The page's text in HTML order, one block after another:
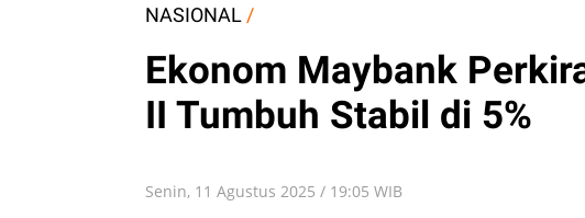
NASIONAL /
Ekonom Maybank
II Tumbuh Stabil di 5%
Senin, 11 Agustus 2025 / 19:05 WIB